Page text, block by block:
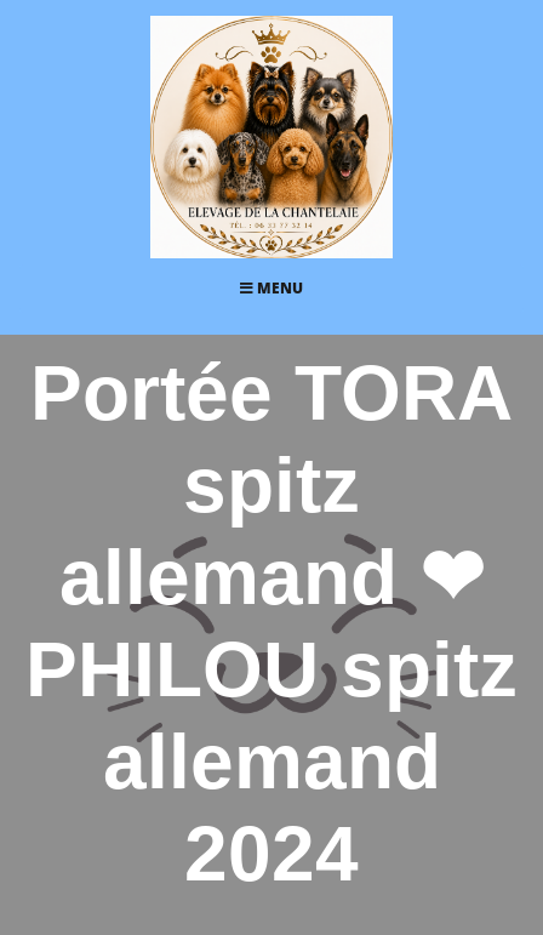
MENU
Portée TORA
spitz
allemand ❤
PHILOU spitz
allemand
2024